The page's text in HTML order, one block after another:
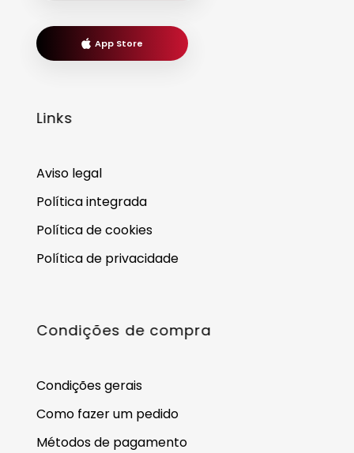
App Store
Links
Aviso legal
Política integrada
Política de cookies
Política de privacidade
Condições de compra
Condições gerais
Como fazer um pedido
Métodos de pagamento